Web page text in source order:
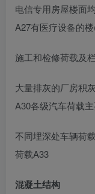
电信专用房屋楼面
A27有医疗设备的
施工和检修荷载及
大量排灰的厂房积
A30各级汽车荷载
不同埋深处车辆荷
荷载A33
混凝土结构